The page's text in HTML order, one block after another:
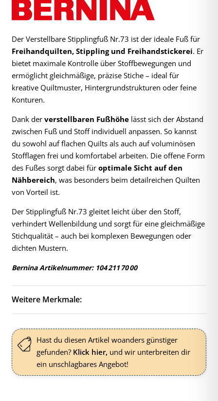
Der Verstellbare Stipplingfuß Nr.73 ist der ideale Fuß für
Freihandquilten, Stippling und Freihandstickerei. Er
bietet maximale Kontrolle über Stoffbewegungen und
ermöglicht gleichmäßige, präzise Stiche – ideal für
kreative Quiltmuster, Hintergrundstrukturen oder feine
Konturen.
Dank der verstellbaren Fußhöhe lässt sich der Abstand
zwischen Fuß und Stoff individuell anpassen. So kannst
du sowohl auf flachen Quilts als auch auf voluminösen
Stofflagen frei und komfortabel arbeiten. Die offene Form
des Fußes sorgt dabei für optimale Sicht auf den
Nähbereich, was besonders beim detailreichen Quilten
von Vorteil ist.
Der Stipplingfuß Nr.73 gleitet leicht über den Stoff,
verhindert Wellenbildung und sorgt für eine gleichmäßige
Stichqualität – auch bei komplexen Bewegungen oder
dichten Mustern.
Bernina Artikelnummer: 104 211 70 00
Weitere Merkmale:
Hast du diesen Artikel woanders günstiger
gefunden? Klick hier, und wir unterbreiten dir
ein unschlagbares Angebot!